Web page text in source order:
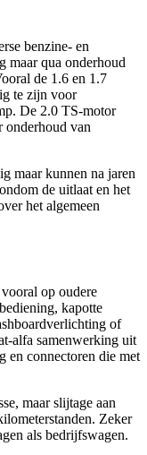
benzine- en
maar qua onderhoud
de 1.6 en 1.7
te zijn voor
De 2.0 TS-motor
onderhoud van
maar kunnen na jaren
de uitlaat en het
het algemeen
op oudere
kapotte
of
alfa samenwerking uit
en connectoren die met
maar slijtage aan
Zeker
als bedrijfswagen.